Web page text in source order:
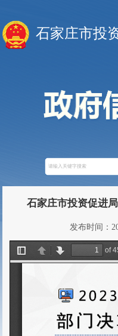
石家庄市投
石家庄市投资促进
发布时间：